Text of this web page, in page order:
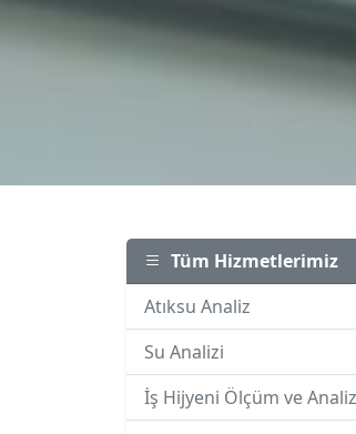
Tüm Hizmetlerimiz
Atıksu Analiz
Su Analizi
İş Hijyeni Ölçüm ve